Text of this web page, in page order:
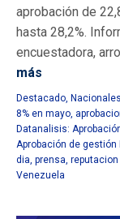
aprobación de
hasta 28,2%.
encuestadora,
más
Destacado Nacionales
8% en mayo
Datanalisis:
Aprobación de
dia prensa
Venezuela